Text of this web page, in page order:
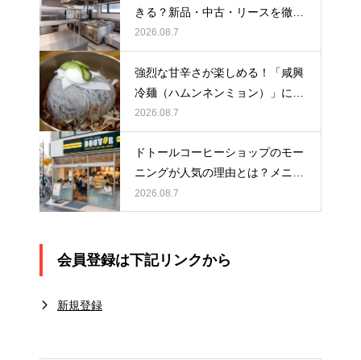
きる？新品・中古・リースを徹底
比較！あなたに合った選び方を解
説
2026.08.7
強烈な甘辛さが楽しめる！「咸興
冷麺（ハムンネンミョン）」につ
いて解説！
2026.08.7
ドトールコーヒーショップのモー
ニングが人気の理由とは？メニュ
ーや時間、おすすめの楽しみ方を
紹介
2026.08.7
会員登録は下記リンクから
新規登録